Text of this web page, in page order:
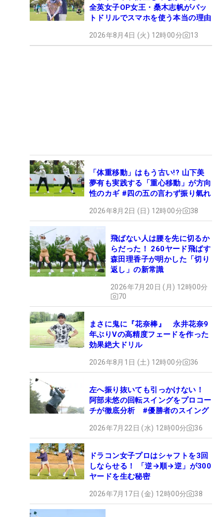
全英女子OP女王・桑木志帆がパッ
トドリルでスマホを使う本当の理由
2026年8月4日 (火) 12時00分 13
「体重移動」はもう古い!? 山下美
夢有も実践する「重心移動」が方向
性のカギ #四の五の言わず振り氣れ
2026年8月2日 (日) 12時00分 38
飛ばない人は腰を先に切るか
らだった！ 260ヤード飛ばす
森田理香子が明かした「切り
返し」の新常識
2026年7月20日 (月) 12時00分
70
まさに鬼に『花奈棒』 永井花奈9
年ぶりVの高精度フェードを作った
効果絶大ドリル
2026年8月1日 (土) 12時00分 36
左へ振り抜いても引っかけない！
阿部未悠の回転スイングをプロコー
チが徹底分析 #優勝者のスイング
2026年7月22日 (水) 12時00分 36
ドラコン女子プロはシャフトを3回
しならせる！ 「逆→順→逆」が300
ヤードを生む秘密
2026年7月17日 (金) 12時00分 38